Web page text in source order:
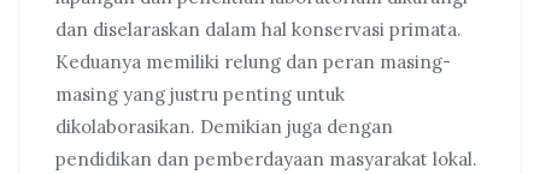
dan diselaraskan dalam hal konservasi primata.
Keduanya memiliki relung dan peran masing-
masing yang justru penting untuk
dikolaborasikan. Demikian juga dengan
pendidikan dan pemberdayaan masyarakat lokal.